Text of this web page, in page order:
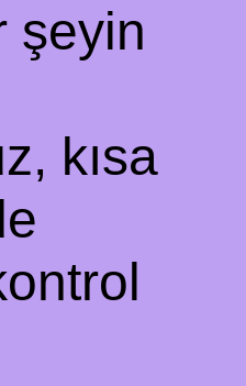
şeyin
kısa